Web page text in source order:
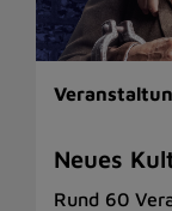
Neues
Rund 60